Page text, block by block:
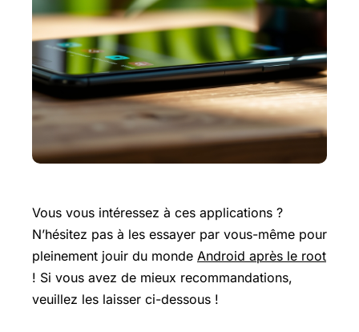
Vous vous intéressez à ces applications ?
N’hésitez pas à les essayer par vous-même pour
pleinement jouir du monde Android après le root
! Si vous avez de mieux recommandations,
veuillez les laisser ci-dessous !